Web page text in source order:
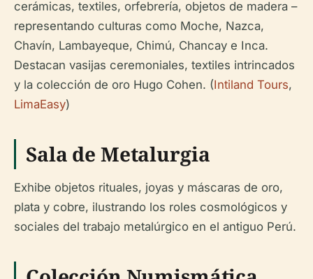
cerámicas, textiles, orfebrería, objetos de madera –
representando culturas como Moche, Nazca,
Chavín, Lambayeque, Chimú, Chancay e Inca.
Destacan vasijas ceremoniales, textiles intrincados
y la colección de oro Hugo Cohen. (Intiland Tours,
LimaEasy)
Sala de Metalurgia
Exhibe objetos rituales, joyas y máscaras de oro,
plata y cobre, ilustrando los roles cosmológicos y
sociales del trabajo metalúrgico en el antiguo Perú.